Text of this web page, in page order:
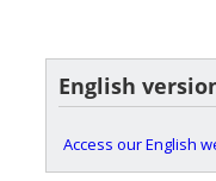
English
Access our English